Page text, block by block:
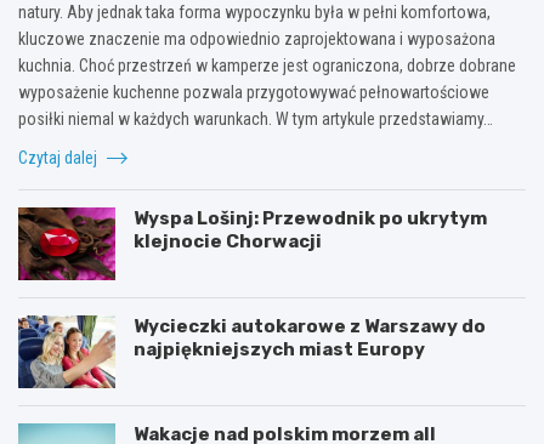
natury. Aby jednak taka forma wypoczynku była w pełni komfortowa,
kluczowe znaczenie ma odpowiednio zaprojektowana i wyposażona
kuchnia. Choć przestrzeń w kamperze jest ograniczona, dobrze dobrane
wyposażenie kuchenne pozwala przygotowywać pełnowartościowe
posiłki niemal w każdych warunkach. W tym artykule przedstawiamy…
Czytaj dalej
Wyspa Lošinj: Przewodnik po ukrytym
klejnocie Chorwacji
Wycieczki autokarowe z Warszawy do
najpiękniejszych miast Europy
Wakacje nad polskim morzem all